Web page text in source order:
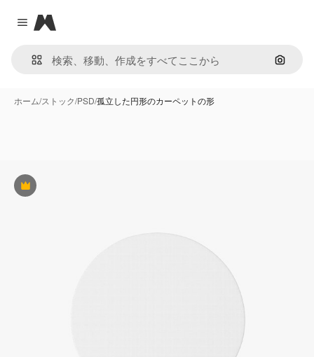
Close menu
Magnific
画像で
ホーム/ストック/PSD/孤立した円形のカーペットの形
Premium